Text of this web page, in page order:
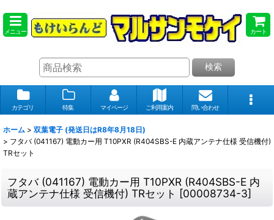
メニュー カート
検索
カテゴリ 特集 マイページ ご利用案内 問い合わせ
ホーム > 双葉電子 (発送日はR8年8月18日)
> フタバ (041167) 電動カー用 T10PXR (R404SBS-E 内蔵アンテナ仕様 受信機付)
TRセット
フタバ (041167) 電動カー用 T10PXR (R404SBS-E 内
蔵アンテナ仕様 受信機付) TRセット [00008734-3]